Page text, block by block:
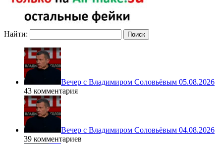
Найти:
Вечер с Владимиром Соловьёвым 05.08.2026
43 комментария
Вечер с Владимиром Соловьёвым 04.08.2026
39 комментариев